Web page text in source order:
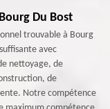
Du Bost
trouvable à Bourg
avec
nettoyage, de
de
Notre compétence